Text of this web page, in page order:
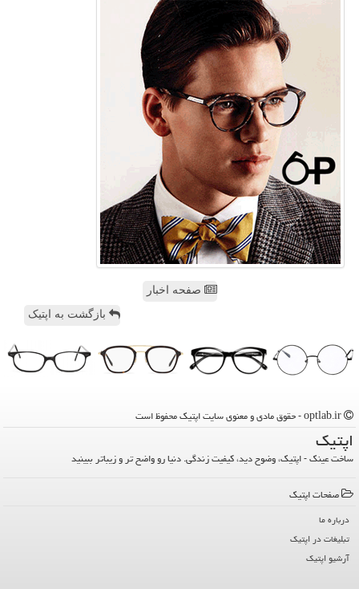
صفحه اخبار
بازگشت به اپتیک
اپتیك
ساخت عینک - اپتیک، وضوح دید، کیفیت زندگی. دنیا رو واضح تر و زیباتر ببینید
صفحات اپتیك
درباره ما
تبلیغات در اپتیك
آرشیو اپتیك